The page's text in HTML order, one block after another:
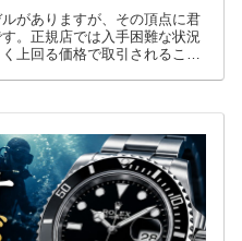
がありますが、その頂点に君
。正規店では入手困難な状況
上回る価格で取引されること